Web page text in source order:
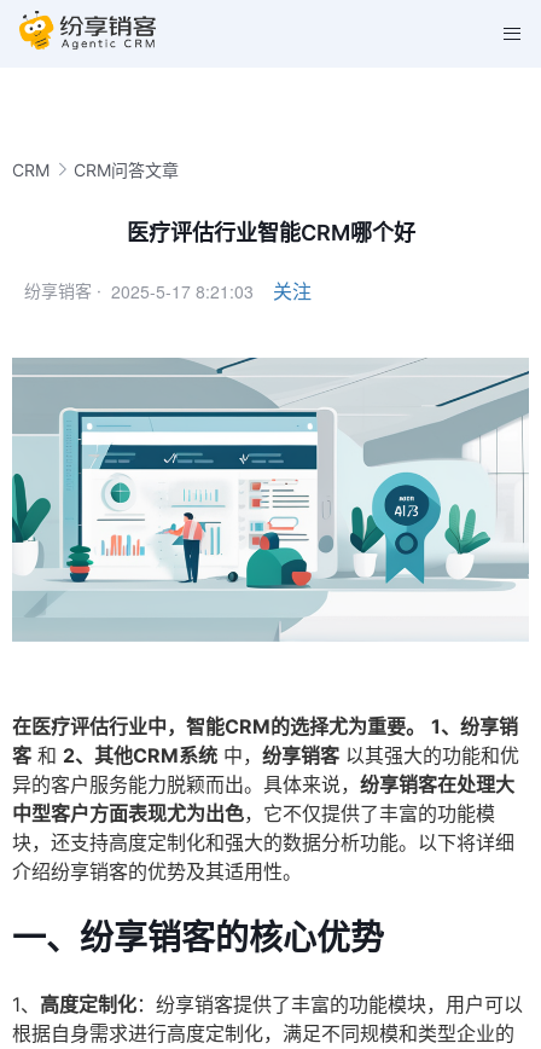
CRM CRM问答文章
医疗评估行业智能CRM哪个好
纷享销客 · 2025-5-17 8:21:03 关注
在医疗评估行业中，智能CRM的选择尤为重要。
1、纷享销
客 和 2、其他CRM系统 中， 纷享销客 以其强大的功能和优
异的客户服务能力脱颖而出。具体来说， 纷享销客在处理大
中型客户方面表现尤为出色，它不仅提供了丰富的功能模
块，还支持高度定制化和强大的数据分析功能。以下将详细
介绍纷享销客的优势及其适用性。
一、纷享销客的核心优势
1、 高度定制化：纷享销客提供了丰富的功能模块，用户可以
根据自身需求进行高度定制化，满足不同规模和类型企业的